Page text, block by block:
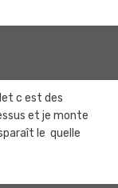
c est des
et je monte
le quelle